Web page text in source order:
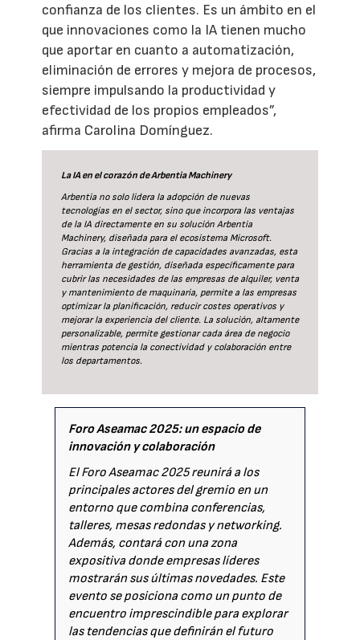
confianza de los clientes. Es un ámbito en el
que innovaciones como la IA tienen mucho
que aportar en cuanto a automatización,
eliminación de errores y mejora de procesos,
siempre impulsando la productividad y
efectividad de los propios empleados”,
afirma Carolina Domínguez.
La IA en el corazón de Arbentia Machinery
Arbentia no solo lidera la adopción de nuevas
tecnologías en el sector, sino que incorpora las ventajas
de la IA directamente en su solución Arbentia
Machinery, diseñada para el ecosistema Microsoft.
Gracias a la integración de capacidades avanzadas, esta
herramienta de gestión, diseñada específicamente para
cubrir las necesidades de las empresas de alquiler, venta
y mantenimiento de maquinaria, permite a las empresas
optimizar la planificación, reducir costes operativos y
mejorar la experiencia del cliente. La solución, altamente
personalizable, permite gestionar cada área de negocio
mientras potencia la conectividad y colaboración entre
los departamentos.
Foro Aseamac 2025: un espacio de
innovación y colaboración
El Foro Aseamac 2025 reunirá a los
principales actores del gremio en un
entorno que combina conferencias,
talleres, mesas redondas y networking.
Además, contará con una zona
expositiva donde empresas líderes
mostrarán sus últimas novedades. Este
evento se posiciona como un punto de
encuentro imprescindible para explorar
las tendencias que definirán el futuro